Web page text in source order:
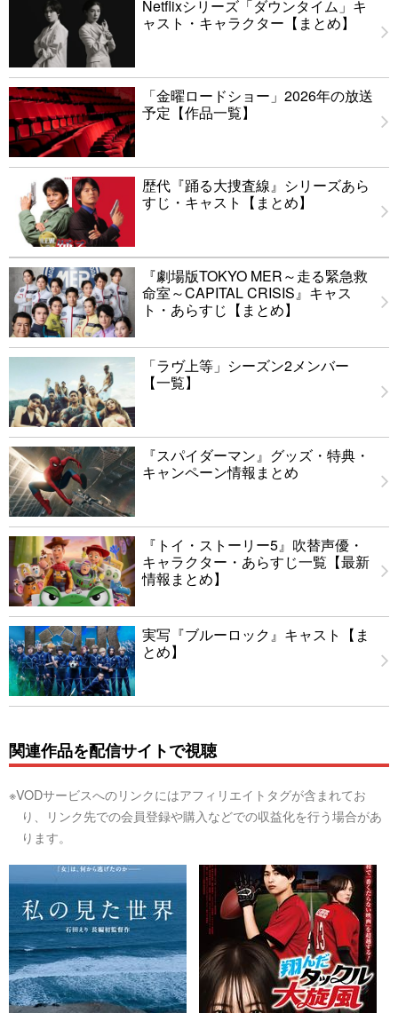
Netflixシリーズ「ダウンタイム」キ
ャスト・キャラクター【まとめ】
「金曜ロードショー」2026年の放送
予定【作品一覧】
歴代『踊る大捜査線』シリーズあら
すじ・キャスト【まとめ】
『劇場版TOKYO MER～走る緊急救
命室～CAPITAL CRISIS』キャス
ト・あらすじ【まとめ】
「ラヴ上等」シーズン2メンバー
【一覧】
『スパイダーマン』グッズ・特典・
キャンペーン情報まとめ
『トイ・ストーリー5』吹替声優・
キャラクター・あらすじ一覧【最新
情報まとめ】
実写『ブルーロック』キャスト【ま
とめ】
関連作品を配信サイトで視聴
※VODサービスへのリンクにはアフィリエイトタグが含まれてお
り、リンク先での会員登録や購入などでの収益化を行う場合があ
ります。